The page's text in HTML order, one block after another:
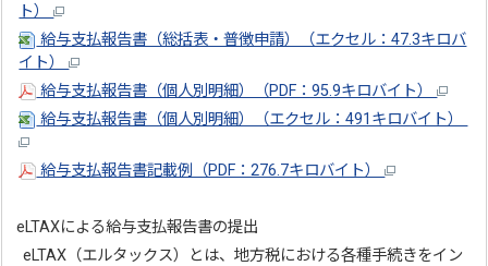
ト）
給与支払報告書（総括表・普徴申請）（エクセル：47.3キロバ
イト）
給与支払報告書（個人別明細）（PDF：95.9キロバイト）
給与支払報告書（個人別明細）（エクセル：491キロバイト）
給与支払報告書記載例（PDF：276.7キロバイト）
eLTAXによる給与支払報告書の提出
eLTAX（エルタックス）とは、地方税における各種手続きをイン